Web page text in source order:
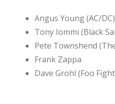
Angus Young (AC/DC)
Tony Iommi (Black
Pete Townshend
Frank Zappa
Dave Grohl (Foo